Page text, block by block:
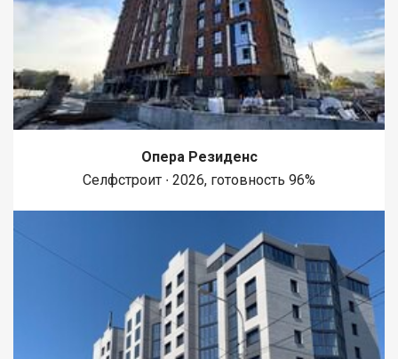
Опера Резиденс
Селфстроит ∙ 2026, готовность 96%